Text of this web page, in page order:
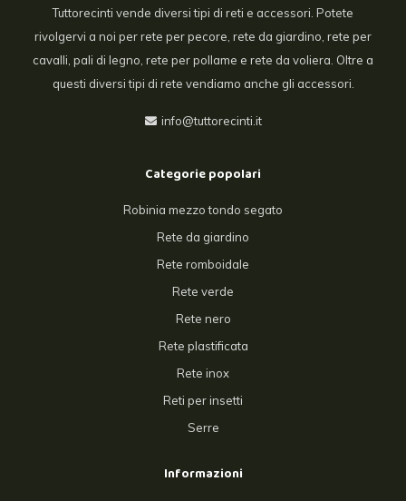
Tuttorecinti vende diversi tipi di reti e accessori. Potete
rivolgervi a noi per rete per pecore, rete da giardino, rete per
cavalli, pali di legno, rete per pollame e rete da voliera. Oltre a
questi diversi tipi di rete vendiamo anche gli accessori.
info@tuttorecinti.it
Categorie popolari
Robinia mezzo tondo segato
Rete da giardino
Rete romboidale
Rete verde
Rete nero
Rete plastificata
Rete inox
Reti per insetti
Serre
Informazioni